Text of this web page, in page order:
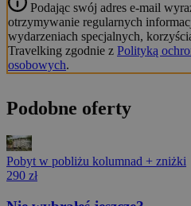
Podając swój adres e-mail
otrzymywanie regularnych
wydarzeniach specjalnych,
Travelking zgodnie z Polityką
osobowych.
Podobne oferty
Pobyt w pobliżu kolumnad + zniżki
290 zł